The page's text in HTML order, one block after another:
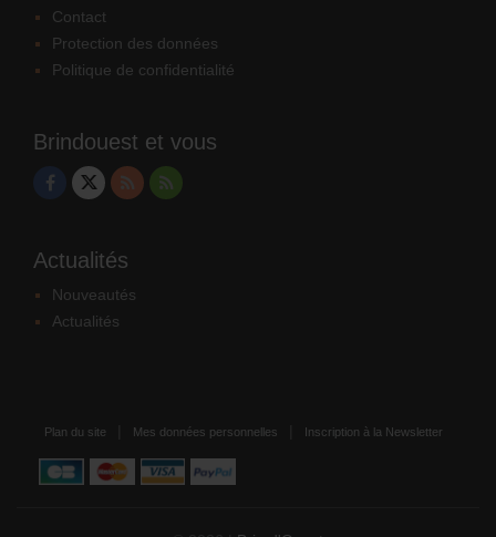
Contact
Protection des données
Politique de confidentialité
Brindouest et vous
Actualités
Nouveautés
Actualités
Plan du site Mes données personnelles Inscription à la Newsletter